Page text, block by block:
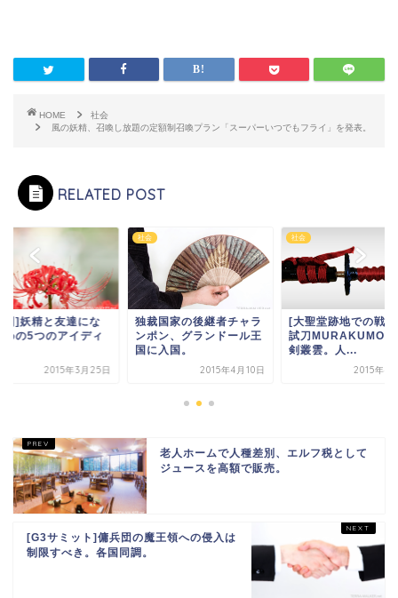
HOME
社会
風の妖精、召喚し放題の定額制召喚プラン「スーパーいつでもフライ」を発表。
RELATED POST
回]妖精と友達にな
めの5つのアイディ
2015年3月25日
社会
独裁国家の後継者チャラ
ンポン、グランドール王
国に入国。
2015年4月10日
社会
[大聖堂跡地での戦
試刀MURAKUMO
剣叢雲。人...
2015年4
老人ホームで人種差別、エルフ税として
ジュースを高額で販売。
[G3サミット]傭兵団の魔王領への侵入は
制限すべき。各国同調。